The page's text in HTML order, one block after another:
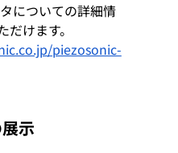
についての詳細情
けます。
piezosonic-
示